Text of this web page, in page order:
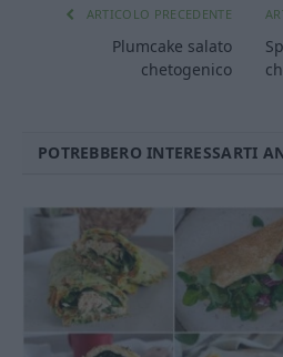
ARTICOLO PRECEDENTE
Plumcake salato
chetogenico
POTREBBERO INTERESSARTI